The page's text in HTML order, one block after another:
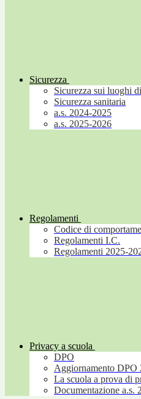
Sicurezza
Sicurezza sui luoghi
Sicurezza sanitaria
a.s. 2024-2025
a.s. 2025-2026
Regolamenti
Codice di
Regolamenti I.C.
Regolamenti 2025-
Privacy a scuola
DPO
Aggiornamento DPO
La scuola a prova di
Documentazione a.s.